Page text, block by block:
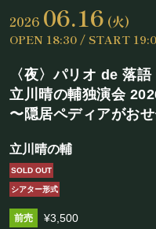
座長挨拶
機材リスト
アクセス
SCHEDULE
スケジュール
2026 06.16 (火)
OPEN 18:30 / START
〈夜〉パリオ de 落語
立川晴の輔独演会
〜隠居ペディアがお
立川晴の輔
SOLD OUT
シアター形式
¥3,500